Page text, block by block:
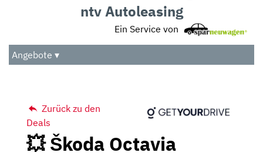
Audio
Das Beste
ntv Autoleasing
Ein Service von
Angebote ▾
Zurück zu den
Deals
💥 Škoda Octavia